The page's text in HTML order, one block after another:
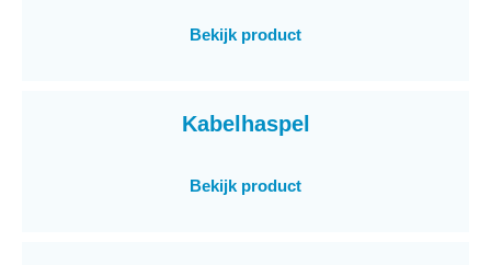
Bekijk product
Kabelhaspel
Bekijk product